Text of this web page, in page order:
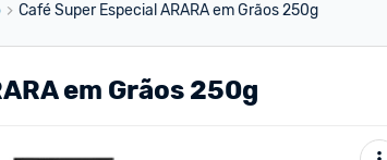
Café Super Especial ARARA em Grãos 250g
em Grãos 250g